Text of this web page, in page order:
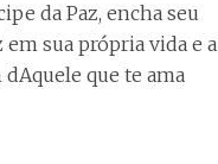
da Paz, encha seu
em sua própria vida e a
que te ama